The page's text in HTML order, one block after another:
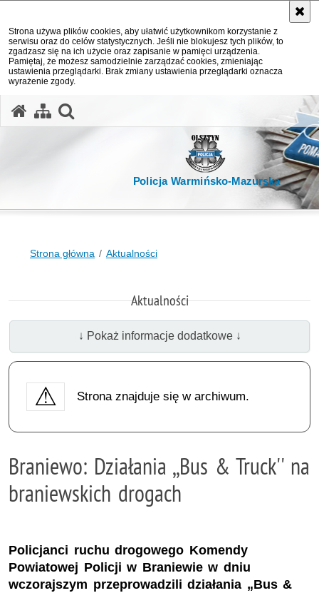
Strona używa plików cookies, aby ułatwić użytkownikom korzystanie z
serwisu oraz do celów statystycznych. Jeśli nie blokujesz tych plików, to
zgadzasz się na ich użycie oraz zapisanie w pamięci urządzenia.
Pamiętaj, że możesz samodzielnie zarządzać cookies, zmieniając
ustawienia przeglądarki. Brak zmiany ustawienia przeglądarki oznacza
wyrażenie zgody.
Policja Warmińsko-Mazurska
Strona główna Aktualności
Aktualności
↓ Pokaż informacje dodatkowe ↓
Strona znajduje się w archiwum.
Braniewo: Działania ,,Bus & Truck'' na
braniewskich drogach
Policjanci ruchu drogowego Komendy
Powiatowej Policji w Braniewie w dniu
wczorajszym przeprowadzili działania „Bus &